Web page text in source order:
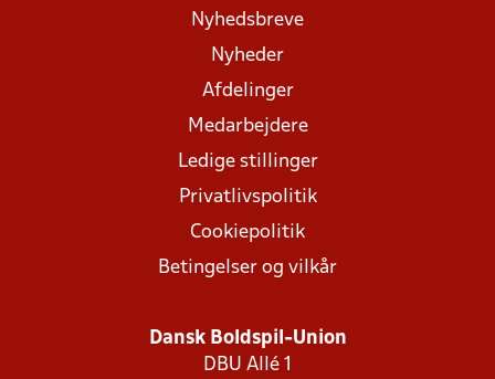
Nyhedsbreve
Nyheder
Afdelinger
Medarbejdere
Ledige stillinger
Privatlivspolitik
Cookiepolitik
Betingelser og vilkår
Dansk Boldspil-Union
DBU Allé 1